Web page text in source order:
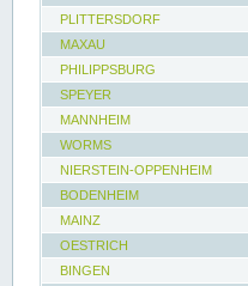
PLITTERSDORF
MAXAU
PHILIPPSBURG
SPEYER
MANNHEIM
WORMS
NIERSTEIN-OPPENHEIM
BODENHEIM
MAINZ
OESTRICH
BINGEN